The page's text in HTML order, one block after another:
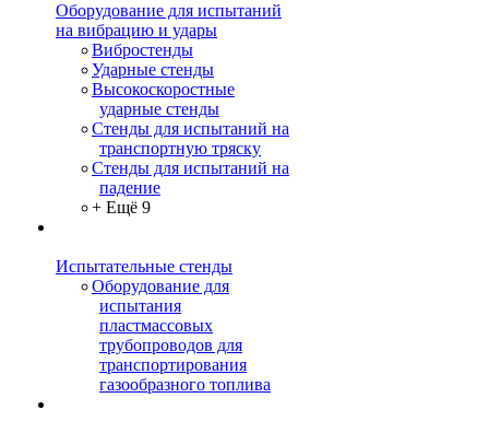
Оборудование для испытаний
на вибрацию и удары
Вибростенды
Ударные стенды
Высокоскоростные
ударные стенды
Стенды для испытаний на
транспортную тряску
Стенды для испытаний на
падение
+ Ещё 9
Испытательные стенды
Оборудование для
испытания
пластмассовых
трубопроводов для
транспортирования
газообразного топлива